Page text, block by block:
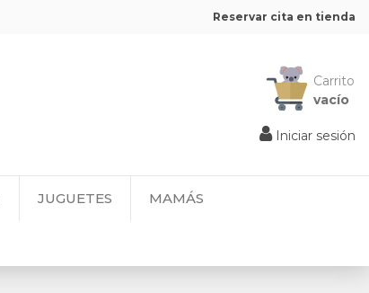
Reservar cita en tienda
Carrito
vacío
Iniciar sesión
JUGUETES MAMÁS